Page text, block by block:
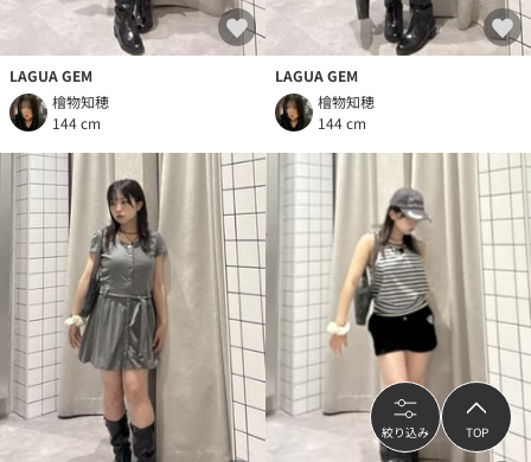
LAGUA GEM
檜物知穂
144 cm
LAGUA GEM
檜物知穂
144 cm
絞り込み TOP